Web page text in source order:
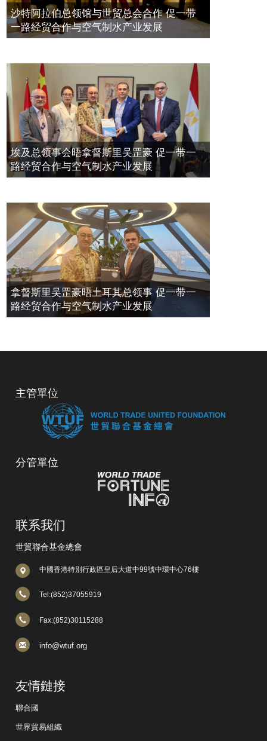
2023年11月23日
空氣制水發明人吳達鎔出席聯合國環
境科政商管治聯盟會議
沙特阿拉伯总领馆与世贸总会合作 促一带
一路经贸合作与空气制水产业发展
埃及总领事会晤拿督斯里吴罡豪 促一带一
路经贸合作与空气制水产业发展
拿督斯里吴罡豪晤土耳其总领事 促一带一
路经贸合作与空气制水产业发展
主管單位
分管單位
联系我们
世貿聯合基金總會
中國香港特別行政區皇后大道中99號中環中心76樓
Tel:(852)37055919
Fax:(852)30115288
info@wtuf.org
友情鏈接
聯合國
世界貿易組織